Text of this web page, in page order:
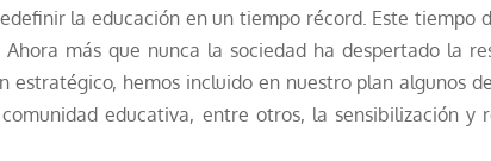
la educación en un tiempo récord. Este tiempo
más que nunca la sociedad ha despertado la
hemos incluido en nuestro plan algunos
educativa, entre otros, la sensibilización y